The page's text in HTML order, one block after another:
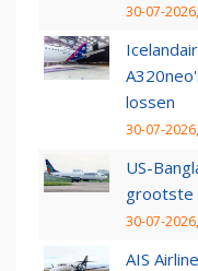
30-07-
lossen
30-07-
US-
grootste
30-07-
AIS